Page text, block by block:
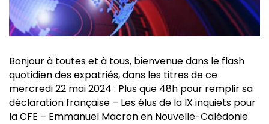
Bonjour à toutes et à tous, bienvenue dans le flash
quotidien des expatriés, dans les titres de ce
mercredi 22 mai 2024 : Plus que 48h pour remplir sa
déclaration française – Les élus de la IX inquiets pour
la CFE – Emmanuel Macron en Nouvelle-Calédonie